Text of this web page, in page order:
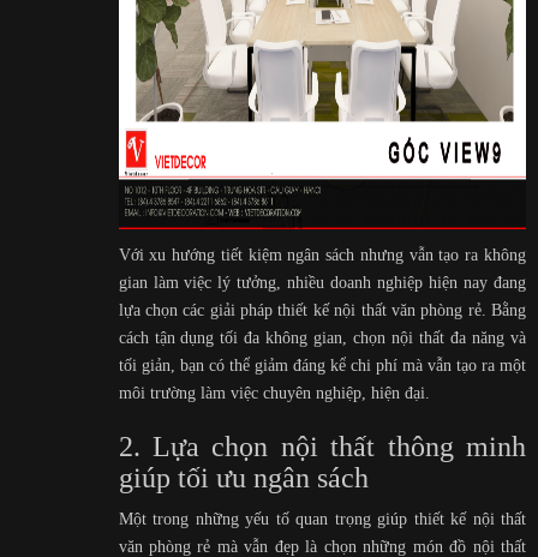
Với xu hướng tiết kiệm ngân sách nhưng vẫn tạo ra không
gian làm việc lý tưởng, nhiều doanh nghiệp hiện nay đang
lựa chọn các giải pháp thiết kế nội thất văn phòng rẻ. Bằng
cách tận dụng tối đa không gian, chọn nội thất đa năng và
tối giản, bạn có thể giảm đáng kể chi phí mà vẫn tạo ra một
môi trường làm việc chuyên nghiệp, hiện đại.
2. Lựa chọn nội thất thông minh
giúp tối ưu ngân sách
Một trong những yếu tố quan trọng giúp thiết kế nội thất
văn phòng rẻ mà vẫn đẹp là chọn những món đồ nội thất